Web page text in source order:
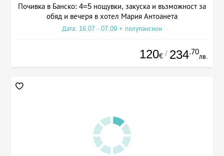
Почивка в Банско: 4=5 нощувки, закуска и възможност за
обяд и вечеря в хотел Мария Антоанета
Дата: 16.07 - 07.09 + полупансион
120€ / 234.70
лв.